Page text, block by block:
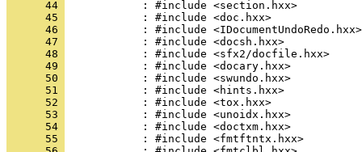
      44
      45
      46
      47
      48
      49
      50
      51
      52
      53
      54
      55